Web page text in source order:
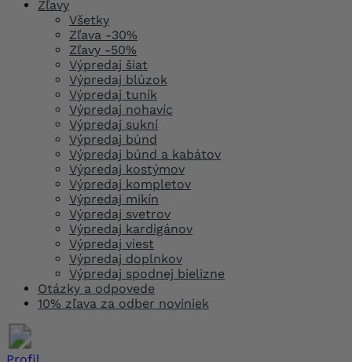
Zľavy
Všetky
Zľava -30%
Zľavy -50%
Výpredaj šiat
Výpredaj blúzok
Výpredaj tuník
Výpredaj nohavíc
Výpredaj sukní
Výpredaj búnd
Výpredaj búnd a kabátov
Výpredaj kostýmov
Výpredaj kompletov
Výpredaj mikín
Výpredaj svetrov
Výpredaj kardigánov
Výpredaj viest
Výpredaj doplnkov
Výpredaj spodnej bielizne
Otázky a odpovede
10% zľava za odber noviniek